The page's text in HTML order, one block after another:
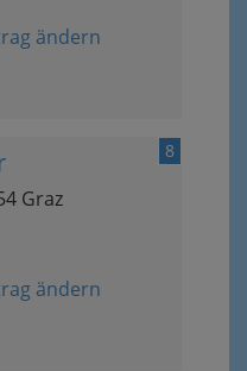
ändern
8
Graz
ändern